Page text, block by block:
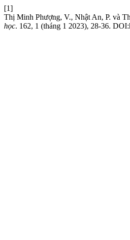
[1]
Thị Minh Phượng, V., Nhật An, P. và
học. 162, 1 (tháng 1 2023), 28-36.